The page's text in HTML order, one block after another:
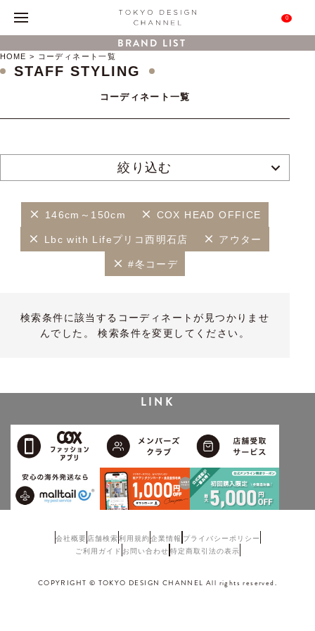
0
BRAND LIST
HOME コーディネート一覧
STAFF STYLING
コーディネート一覧
絞り込む
146cm～150cm COX HEAD OFFICE
Lbc with Lifeプリコ西明石店 アウター
#冬コーデ
検索条件に該当するコーディネートが見つかりませ
んでした。 検索条件を変更してください。
LINK
会社概要 店舗検索利用規約企業情報 プライバシーポリシー
ご利用ガイド お問い合わせ 特定商取引法の表示
COPYRIGHT © TOKYO DESIGN CHANNEL All rights reserved.